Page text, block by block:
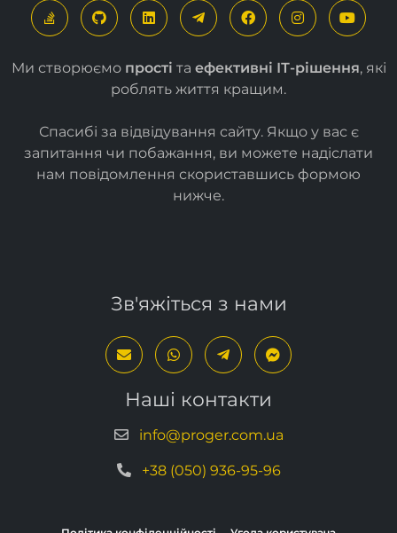
Ми створюємо прості та ефективні ІТ-рішення, які
роблять життя кращим.
Спасибі за відвідування сайту. Якщо у вас є
запитання чи побажання, ви можете надіслати
нам повідомлення скориставшись формою
нижче.
Зв'яжіться з нами
Наші контакти
info@proger.com.ua
+38 (050) 936-95-96